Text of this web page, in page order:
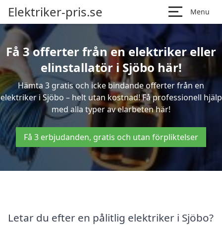
Elektriker-pris.se Menu
Få 3 offerter från en elektriker eller
elinstallatör i Sjöbo här!
Hämta 3 gratis och icke bindande offerter från en
elektriker i Sjöbo – helt utan kostnad! Få professionell hjälp
med alla typer av elarbeten här!
Få 3 erbjudanden, gratis och utan förpliktelser
Letar du efter en pålitlig elektriker i Sjöbo?